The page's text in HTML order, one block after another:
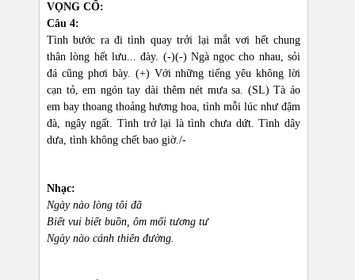
VỌNG CỔ:
Câu 4:
Tình bước ra đi tình quay trởi lại mắt vơi hết chung
thân lòng hết lưu... đày. (-)(-) Ngà ngọc cho nhau, sỏi
đá cũng phơi bày. (+) Với những tiếng yêu không lời
cạn tỏ, em ngón tay dài thêm nét mưa sa. (SL) Tà áo
em bay thoang thoảng hương hoa, tình mỗi lúc như đậm
đà, ngây ngất. Tình trở lại là tình chưa dứt. Tình dây
dưa, tình không chết bao giờ./-
Nhạc:
Ngày nào lòng tôi đã
Biết vui biết buồn, ôm mối tương tư
Ngày nào cánh thiên đường.